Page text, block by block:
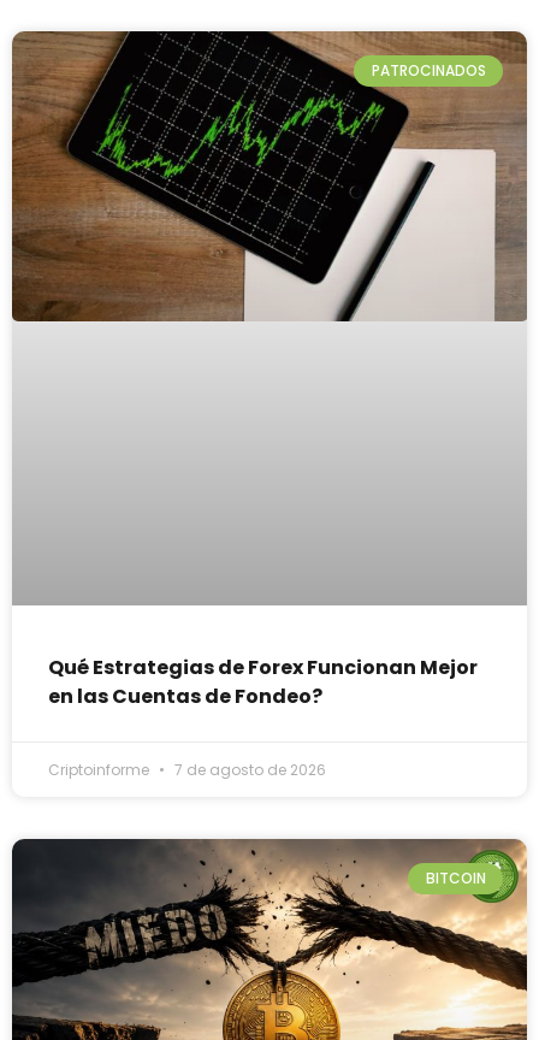
PATROCINADOS
Qué Estrategias de Forex Funcionan Mejor
en las Cuentas de Fondeo?
Criptoinforme 7 de agosto de 2026
BITCOIN